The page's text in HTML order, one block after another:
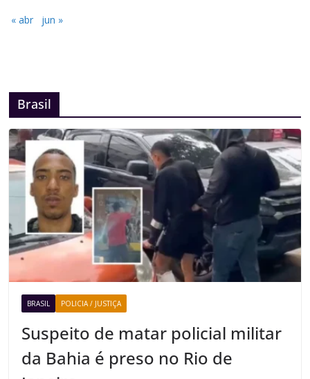
« abr jun »
Brasil
BRASIL POLICIA / JUSTIÇA
Suspeito de matar policial militar
da Bahia é preso no Rio de